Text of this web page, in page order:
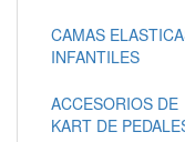
CAMAS
INFANTILES
ACCESORIOS DE
KART DE